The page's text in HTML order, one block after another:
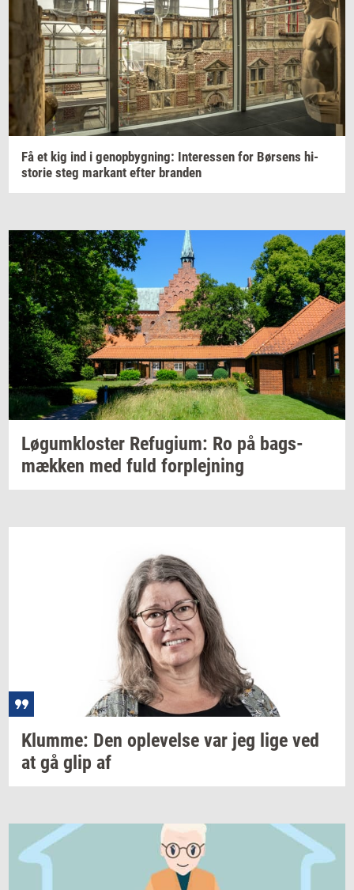
Få et kig ind i genop­byg­ning: In­ter­es­sen for Bør­sens hi­
sto­rie steg mar­kant efter bran­den
Løgum­klo­ster Re­fu­gi­um: Ro på bags­
mæk­ken med fuld for­plej­ning
Klum­me: Den op­le­vel­se var jeg lige ved
at gå glip af